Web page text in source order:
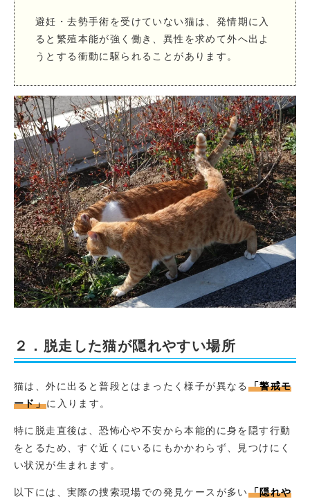
避妊・去勢手術を受けていない猫は、発情期に入
ると繁殖本能が強く働き、異性を求めて外へ出よ
うとする衝動に駆られることがあります。
２．脱走した猫が隠れやすい場所
猫は、外に出ると普段とはまったく様子が異なる 「警戒モ
ード」に入ります。
特に脱走直後は、恐怖心や不安から本能的に身を隠す行動
をとるため、すぐ近くにいるにもかかわらず、見つけにく
い状況が生まれます。
以下には、実際の捜索現場での発見ケースが多い「隠れや